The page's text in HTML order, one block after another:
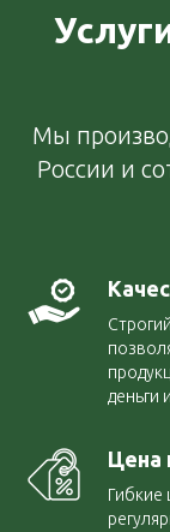
Мы
России и
деньги
Цена
Гибкие